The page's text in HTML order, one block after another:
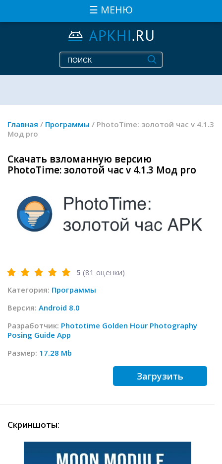
☰ МЕНЮ
Главная / Программы / PhotoTime: золотой час v 4.1.3
Мод pro
Скачать взломанную версию
PhotoTime: золотой час v 4.1.3 Мод pro
5 (81 оценки)
Категория: Программы
Версия: Android 8.0
Разработчик: Phototime Golden Hour Photography
Posing Guide App
Размер: 17.28 Mb
Загрузить
Скриншоты: